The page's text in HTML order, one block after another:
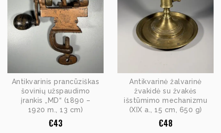
Antikvarinis prancūziškas
šovinių užspaudimo
įrankis „MD“ (1890 –
1920 m., 13 cm)
€43
Antikvarinė žalvarinė
žvakidė su žvakės
išstūmimo mechanizmu
(XIX a., 15 cm, 650 g)
€48